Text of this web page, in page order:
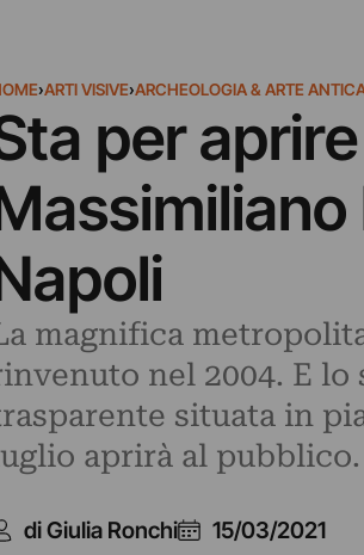
›ARTI VISIVE›ARCHEOLOGIA & ARTE
per
magnifica
nel 2004. E lo
situata in
aprirà al pubblico.
di Giulia Ronchi 15/03/2021